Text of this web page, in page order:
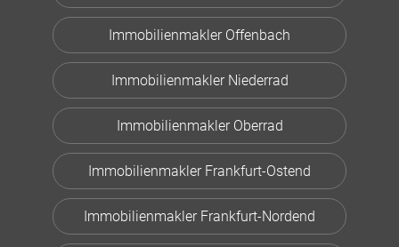
Immobilienmakler Offenbach
Immobilienmakler Niederrad
Immobilienmakler Oberrad
Immobilienmakler Frankfurt-Ostend
Immobilienmakler Frankfurt-Nordend